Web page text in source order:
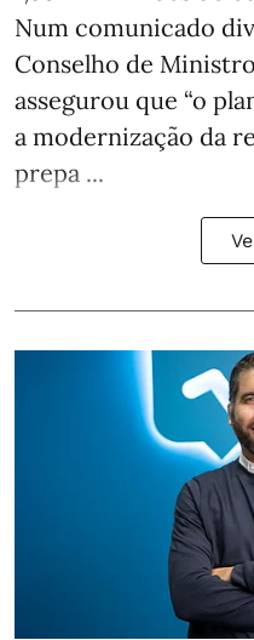
Num comunicado
Conselho de
assegurou que “o
a modernização da
prepa ...